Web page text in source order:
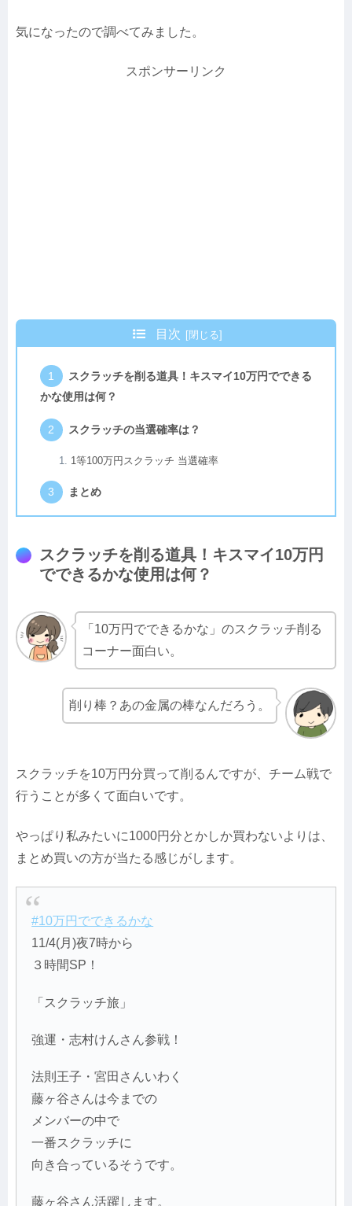
気になったので調べてみました。
スポンサーリンク
目次
スクラッチを削る道具！キスマイ10万円でできる
かな使用は何？
スクラッチの当選確率は？
1等100万円スクラッチ 当選確率
まとめ
スクラッチを削る道具！キスマイ10万円
でできるかな使用は何？
「10万円でできるかな」のスクラッチ削る
コーナー面白い。
削り棒？あの金属の棒なんだろう。
スクラッチを10万円分買って削るんですが、チーム戦で
行うことが多くて面白いです。
やっぱり私みたいに1000円分とかしか買わないよりは、
まとめ買いの方が当たる感じがします。
#10万円でできるかな
11/4(月)夜7時から
３時間SP！
「スクラッチ旅」
強運・志村けんさん参戦！
法則王子・宮田さんいわく
藤ヶ谷さんは今までの
メンバーの中で
一番スクラッチに
向き合っているそうです。
藤ヶ谷さん活躍します。